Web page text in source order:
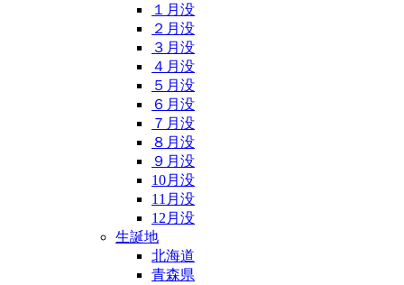
１月没
２月没
３月没
４月没
５月没
６月没
７月没
８月没
９月没
10月没
11月没
12月没
生誕地
北海道
青森県